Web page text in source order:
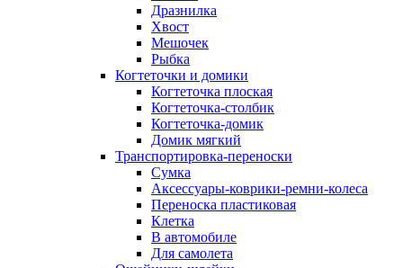
Дразнилка
Хвост
Мешочек
Рыбка
Когтеточки и домики
Когтеточка плоская
Когтеточка-столбик
Когтеточка-домик
Домик мягкий
Транспортировка-переноски
Сумка
Аксессуары-коврики-ремни-колеса
Переноска пластиковая
Клетка
В автомобиле
Для самолета